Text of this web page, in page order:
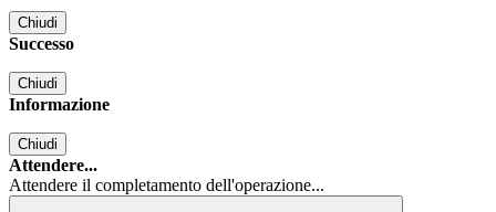
Chiudi
Successo
Chiudi
Informazione
Chiudi
Attendere...
Attendere il completamento dell'operazione...